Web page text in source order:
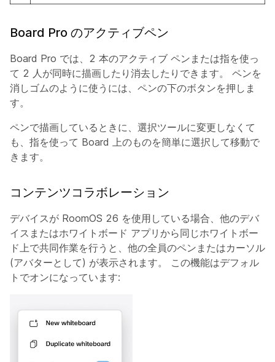
Board Pro のアクティブペン
Board Pro では、2 本のアクティブ ペンまたは指を使っ
て 2 人が同時に描画したり消去したりできます。 ペンを
消しゴムのように使うには、ペンの下のボタンを押しま
す。
ペンで描画しているときに、選択ツールに変更しなくて
も、指を使って Board 上のものを簡単に選択して移動で
きます。
コンテンツコラボレーション
デバイスが RoomOS 26 を使用している場合、他のデバ
イスまたはホワイトボード アプリから同じホワイトボー
ド上で共同作業を行うと、他の全員のペンまたはカーソル
(アバターとして) が表示されます。 この機能はデフォル
トでオンになっています: